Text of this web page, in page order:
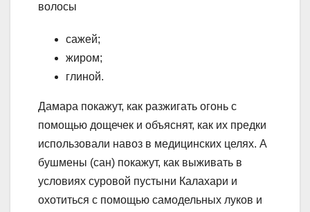
волосы
сажей;
жиром;
глиной.
Дамара покажут, как разжигать огонь с
помощью дощечек и объяснят, как их предки
использовали навоз в медицинских целях. А
бушмены (сан) покажут, как выживать в
условиях суровой пустыни Калахари и
охотиться с помощью самодельных луков и